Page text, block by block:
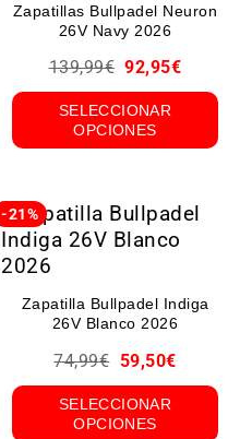
Zapatillas Bullpadel Neuron
26V Navy 2026
139,99€ 92,95€
SELECCIONAR
OPCIONES
-21%
Zapatilla Bullpadel Indiga
26V Blanco 2026
74,99€ 59,50€
SELECCIONAR
OPCIONES